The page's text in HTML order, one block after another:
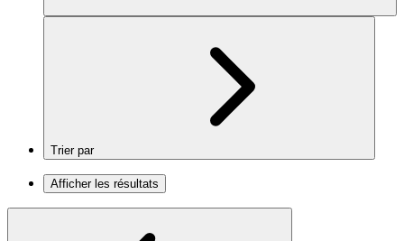
Trier par
Afficher les résultats